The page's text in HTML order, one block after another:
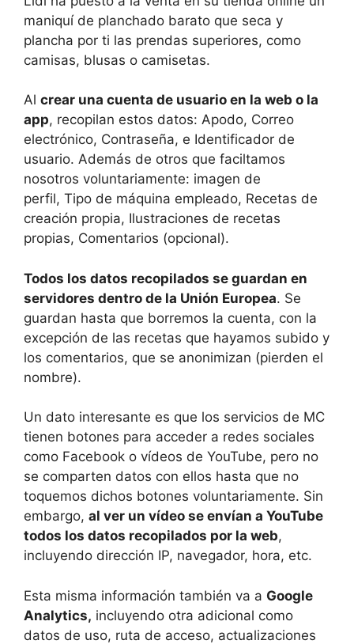
maniquí de planchado barato que seca y
plancha por ti las prendas superiores, como
camisas, blusas o camisetas.
Al crear una cuenta de usuario en la web o la
app, recopilan estos datos: Apodo, Correo
electrónico, Contraseña, e Identificador de
usuario. Además de otros que faciltamos
nosotros voluntariamente: imagen de
perfil, Tipo de máquina empleado, Recetas de
creación propia, Ilustraciones de recetas
propias, Comentarios (opcional).
Todos los datos recopilados se guardan en
servidores dentro de la Unión Europea. Se
guardan hasta que borremos la cuenta, con la
excepción de las recetas que hayamos subido y
los comentarios, que se anonimizan (pierden el
nombre).
Un dato interesante es que los servicios de MC
tienen botones para acceder a redes sociales
como Facebook o vídeos de YouTube, pero no
se comparten datos con ellos hasta que no
toquemos dichos botones voluntariamente. Sin
embargo, al ver un vídeo se envían a YouTube
todos los datos recopilados por la web,
incluyendo dirección IP, navegador, hora, etc.
Esta misma información también va a Google
Analytics, incluyendo otra adicional como
datos de uso, ruta de acceso, actualizaciones